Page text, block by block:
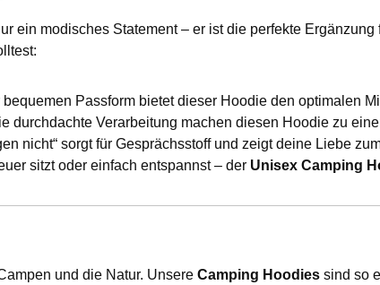
ein modisches Statement – er ist die perfekte
Passform bietet dieser Hoodie den optimalen
durchdachte Verarbeitung machen diesen Hoodie zu
nicht“ sorgt für Gesprächsstoff und zeigt deine Liebe
sitzt oder einfach entspannst – der Unisex Camping
und die Natur. Unsere Camping Hoodies sind so